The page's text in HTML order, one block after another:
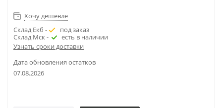
Хочу дешевле
Склад Екб -
под заказ
Склад Мск -
есть в наличии
Узнать сроки доставки
Дата обновления остатков
07.08.2026